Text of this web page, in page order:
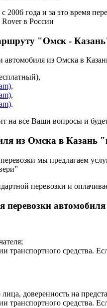
2006 года и за это время
Rover в России
"Омск -
автомобиля из Омска в
,
,
.
на все Ваши вопросы и
из Омска в Казань
мы предлагаем
перевозки и
перевозки автомобиля
транспортного средства.
доверенность на
транспортного средства.